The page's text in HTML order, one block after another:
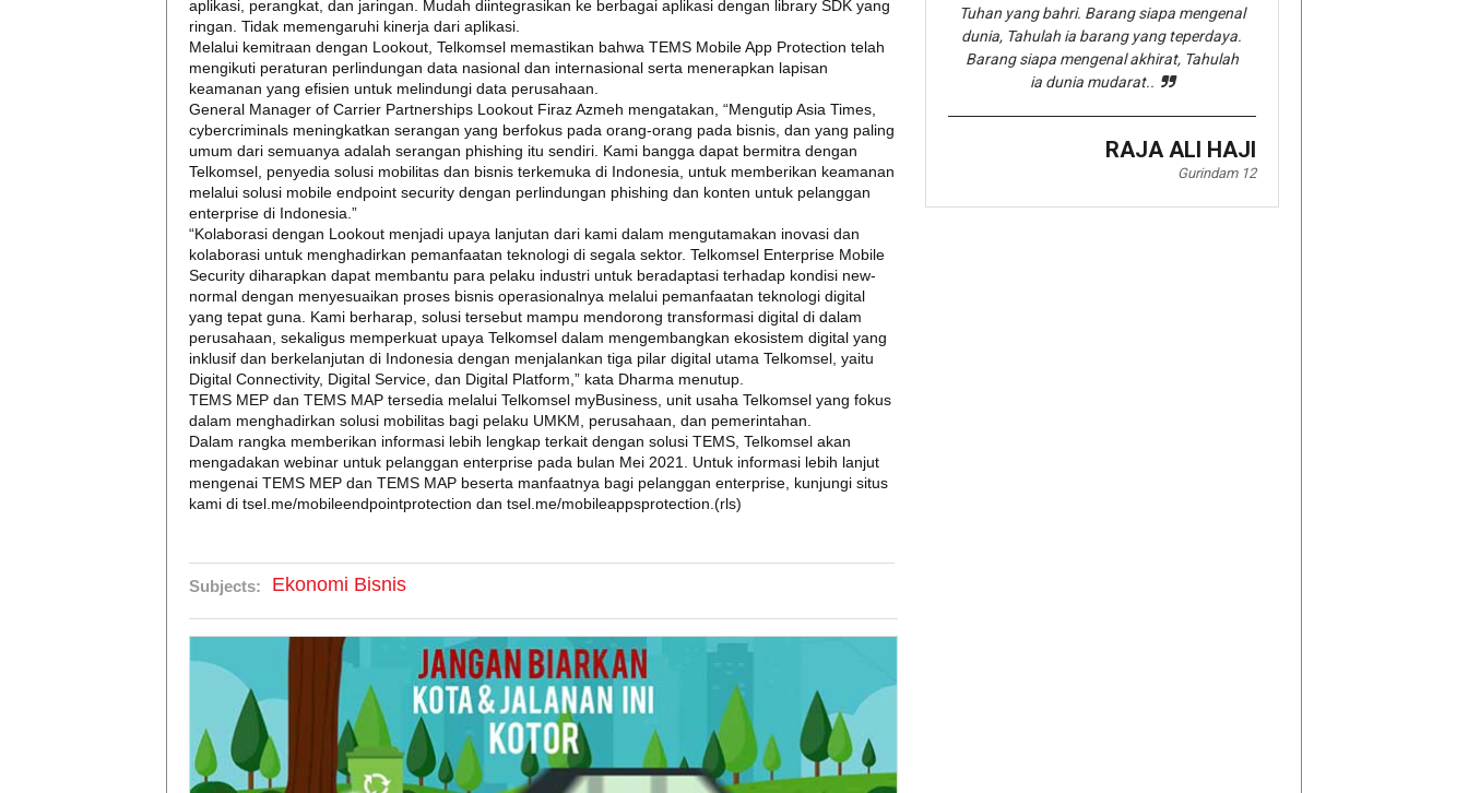
aplikasi, perangkat, dan jaringan. Mudah diintegrasikan ke berbagai aplikasi dengan library SDK yang
ringan. Tidak memengaruhi kinerja dari aplikasi.
Melalui kemitraan dengan Lookout, Telkomsel memastikan bahwa TEMS Mobile App Protection telah
mengikuti peraturan perlindungan data nasional dan internasional serta menerapkan lapisan
keamanan yang efisien untuk melindungi data perusahaan.
General Manager of Carrier Partnerships Lookout Firaz Azmeh mengatakan, “Mengutip Asia Times,
cybercriminals meningkatkan serangan yang berfokus pada orang-orang pada bisnis, dan yang paling
umum dari semuanya adalah serangan phishing itu sendiri. Kami bangga dapat bermitra dengan
Telkomsel, penyedia solusi mobilitas dan bisnis terkemuka di Indonesia, untuk memberikan keamanan
melalui solusi mobile endpoint security dengan perlindungan phishing dan konten untuk pelanggan
enterprise di Indonesia.”
“Kolaborasi dengan Lookout menjadi upaya lanjutan dari kami dalam mengutamakan inovasi dan
kolaborasi untuk menghadirkan pemanfaatan teknologi di segala sektor. Telkomsel Enterprise Mobile
Security diharapkan dapat membantu para pelaku industri untuk beradaptasi terhadap kondisi new-
normal dengan menyesuaikan proses bisnis operasionalnya melalui pemanfaatan teknologi digital
yang tepat guna. Kami berharap, solusi tersebut mampu mendorong transformasi digital di dalam
perusahaan, sekaligus memperkuat upaya Telkomsel dalam mengembangkan ekosistem digital yang
inklusif dan berkelanjutan di Indonesia dengan menjalankan tiga pilar digital utama Telkomsel, yaitu
Digital Connectivity, Digital Service, dan Digital Platform,” kata Dharma menutup.
TEMS MEP dan TEMS MAP tersedia melalui Telkomsel myBusiness, unit usaha Telkomsel yang fokus
dalam menghadirkan solusi mobilitas bagi pelaku UMKM, perusahaan, dan pemerintahan.
Dalam rangka memberikan informasi lebih lengkap terkait dengan solusi TEMS, Telkomsel akan
mengadakan webinar untuk pelanggan enterprise pada bulan Mei 2021. Untuk informasi lebih lanjut
mengenai TEMS MEP dan TEMS MAP beserta manfaatnya bagi pelanggan enterprise, kunjungi situs
kami di tsel.me/mobileendpointprotection dan tsel.me/mobileappsprotection.(rls)
Subjects: Ekonomi Bisnis
Tuhan yang bahri. Barang siapa mengenal
dunia, Tahulah ia barang yang teperdaya.
Barang siapa mengenal akhirat, Tahulah
ia dunia mudarat..
RAJA ALI HAJI
Gurindam 12